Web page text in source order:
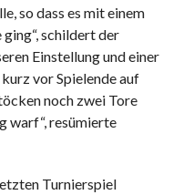
so dass es mit einem
schildert der
Einstellung und einer
vor Spielende auf
noch zwei Tore
warf“, resümierte
Turnierspiel